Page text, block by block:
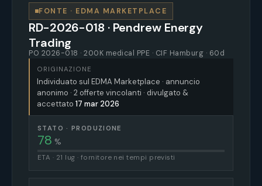
FONTE · EDMA MARKETPLACE
RD-2026-018 · Pendrew Energy
Trading
PO 2026-018 · 200K medical PPE · CIF Hamburg · 60d
ORIGINAZIONE
Individuato sul EDMA Marketplace · annuncio
anonimo · 2 offerte vincolanti · divulgato &
accettato 17 mar 2026
STATO · PRODUZIONE
78 %
ETA · 21 lug · fornitore nei tempi previsti